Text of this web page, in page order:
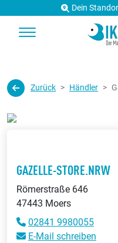
Dein
Zurück Händler
GAZELLE-STORE.NRW
Römerstraße 646
47443 Moers
02841 9980055
E-Mail schreiben